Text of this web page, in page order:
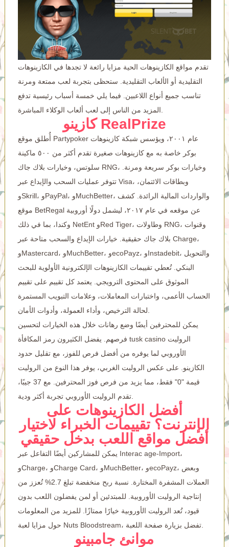
تقدم مواقع الكازينوهات الحية مزايا رائعة لا تجدها في الكازينوهات
التقليدية أو الألعاب التقليدية. ستحظى بتجربة لعب ممتعة ومرنة
تناسب جميع أنواع اللاعبين. فيما يلي خمسة أسباب رئيسية تدفع
كازينو RealPrize
أُطلق موقع Partypoker عام ٢٠٠١، ويؤسس شبكة كازينوهات
بوكر خاصة به مع كازينوهات صغيرة تقدم أكثر من ٥٠٠ ماكينة
سلوتس، وخيارات بلاك جاك RNG، وخيارات بوكر سريعة ومرنة.
تتوفر عمليات السحب والإيداع عبر Visa، وبطاقات الائتمان،
وSkrill، وPayPal، وMuchBetter، والواردات المالية الرائدة. كشف
موقع BetRegal عن موقعه في عام ٢٠١٧، ليشمل دولًا أوروبية
وكندا، بما في ذلك NetEnt وRed Tiger، وطاولات RNG، وقنوات
بلاك جاك حقيقية. خيارات الإيداع والسحب متاحة عبر Charge،
وMastercard، وMuchBetter، وecoPayz، وInstadebit، والتحويل
البنكي. تُعطي تقييمات الكازينوهات الإلكترونية الأولوية للبحث
الموثوق على المحتوى الترويجي. يعتمد كل تقييم على تقييم
الحساب الأعمى، واختبارات المعاملات، وعلامات التبويب المستمرة
يمكن للمحترفين أيضًا وضع رهانات خلال هذه الخيارات لتحسين
فرصهم. يفضل الكثيرون رمز المكافأة tusk casinoالروليت
الأوروبي لما يوفره من أفضل فرص للفوز، مع تقليل حدود
الكازينو. على عكس الروليت الغربي، يوفر هذا النوع من الروليت
قيمة "0" فقط، مما يزيد من فرص فوز المحترفين. مع 37 جيبًا،
تقدم الروليت الأوروبي تجربة أكثر ودية.
أفضل الكازينوهات على
الإنترنت؟ تقييمات الخبراء لاختيار
أفضل مواقع اللعب بدخل حقيقي
يمكن للمشاركين أيضًا التفاعل عبر Interac age-Import،
وCharge، وCharge Card، وMuchBetter، وecoPayz، وبعض
العملات المشفرة المختارة. نسبة ربح منخفضة تبلغ 2.7% تُعزز من
إنتاجية الروليت الأوروبية. للمبتدئين أو لمن يفضلون اللعب بدون
قيود، تُعد الروليت الأوروبية خيارًا ممتازًا. للمزيد من المعلومات
حول مزايا لعبة Nuts Bloodstream، تفضل بزيارة صفحة اللعبة.
موانئ جامبينو